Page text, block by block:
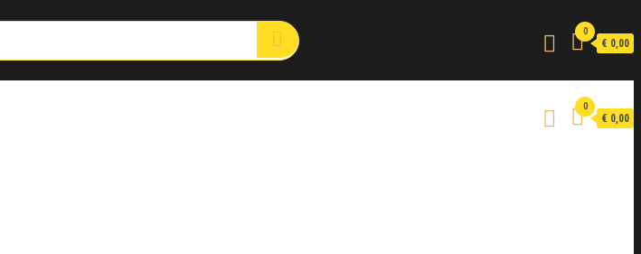
0
€ 0,00
0
€ 0,00